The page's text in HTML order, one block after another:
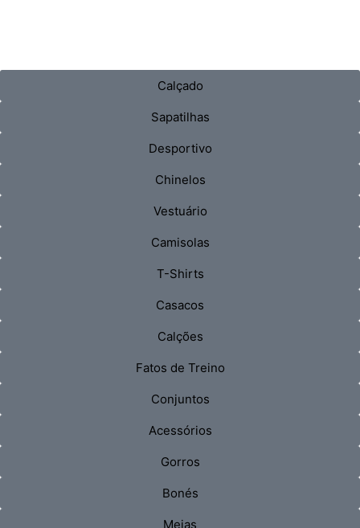
Calçado
Sapatilhas
Desportivo
Chinelos
Vestuário
Camisolas
T-Shirts
Casacos
Calções
Fatos de Treino
Conjuntos
Acessórios
Gorros
Bonés
Meias